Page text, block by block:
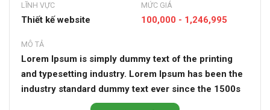
LĨNH VỰC
Thiết kế website
MỨC GIÁ
100,000 - 1,246,995
MÔ TẢ
Lorem Ipsum is simply dummy text of the printing
and typesetting industry. Lorem Ipsum has been the
industry standard dummy text ever since the 1500s